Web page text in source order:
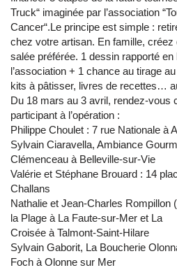
Truck“ imaginée par l’association
Cancer“.Le principe est simple :
chez votre artisan. En famille,
salée préférée. 1 dessin rapporté
l’association + 1 chance au tirage
kits à pâtisser, livres de recettes…
Du 18 mars au 3 avril, rendez-vous
participant à l’opération :
Philippe Choulet : 7 rue Nationale à
Sylvain Ciaravella, Ambiance
Clémenceau à Belleville-sur-Vie
Valérie et Stéphane Brouard : 14
Challans
Nathalie et Jean-Charles Rompillon
la Plage à La Faute-sur-Mer et La
Croisée à Talmont-Saint-Hilare
Sylvain Gaborit, La Boucherie
Foch à Olonne sur Mer